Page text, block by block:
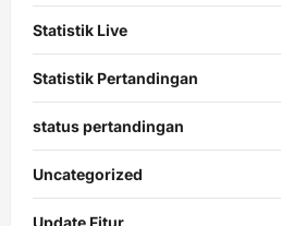
Statistik Live
Statistik Pertandingan
status pertandingan
Uncategorized